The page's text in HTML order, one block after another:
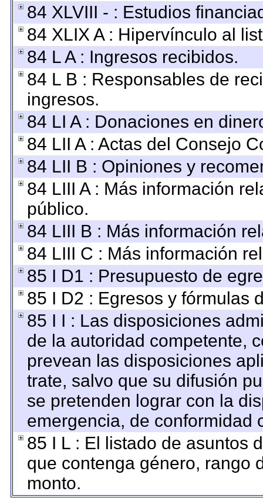
84 XLVIII - : Estudios
84 XLIX A : Hipervínculo al
84 L A : Ingresos recibidos.
84 L B : Responsables de
ingresos.
84 LI A : Donaciones en
84 LII A : Actas del Consejo
84 LII B : Opiniones y
84 LIII A : Más información
público.
84 LIII B : Más información
84 LIII C : Más información
85 I D1 : Presupuesto de
85 I D2 : Egresos y fórmulas
85 I I : Las disposiciones
de la autoridad competente,
prevean las disposiciones
trate, salvo que su difusión
se pretenden lograr con la
emergencia, de conformidad
85 I L : El listado de asuntos
que contenga género, rango
monto.